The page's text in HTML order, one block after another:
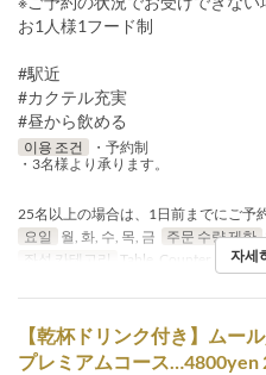
お1人様1フード制
#駅近
#カクテル充実
#昼から飲める
이용 조건
・予約制
・3名様より承ります。
25名以上の場合は、1日前までにご予
요일
월, 화, 수, 목, 금 주문 수량 제한
좌석 카테고리
Table, Counter, Terrace
자세
【乾杯ドリンク付き】ムー
プレミアムコース…4800yen